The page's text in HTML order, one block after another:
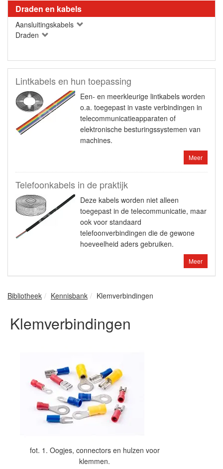
Draden en kabels
Aansluitingskabels
Draden
Lintkabels en hun toepassing
Een- en meerkleurige lintkabels worden
o.a. toegepast in vaste verbindingen in
telecommunicatieapparaten of
elektronische besturingssystemen van
machines.
Meer
Telefoonkabels in de praktijk
Deze kabels worden niet alleen
toegepast in de telecommunicatie, maar
ook voor standaard
telefoonverbindingen die de gewone
hoeveelheid aders gebruiken.
Meer
Bibliotheek Kennisbank Klemverbindingen
Klemverbindingen
fot. 1. Oogjes, connectors en hulzen voor
klemmen.